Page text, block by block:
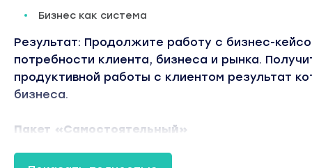
Бизнес как система
Результат: Продолжите работу с бизнес-
потребности клиента, бизнеса и рынка.
продуктивной работы с клиентом результат
бизнеса.
Пакет «Самостоятельный»
Полная программа курса